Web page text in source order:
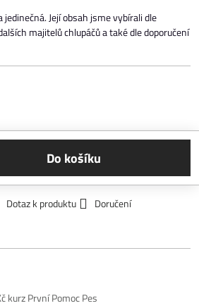
jedinečná. Její obsah jsme vybírali dle
majitelů chlupáčů a také dle doporučení
Do košíku
Dotaz k produktu
Doručení
kurz První Pomoc Pes